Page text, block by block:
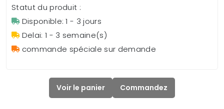
Statut du produit :
Disponible: 1 - 3 jours
Delai: 1 - 3 semaine(s)
commande spéciale sur demande
Voir le panier Commandez